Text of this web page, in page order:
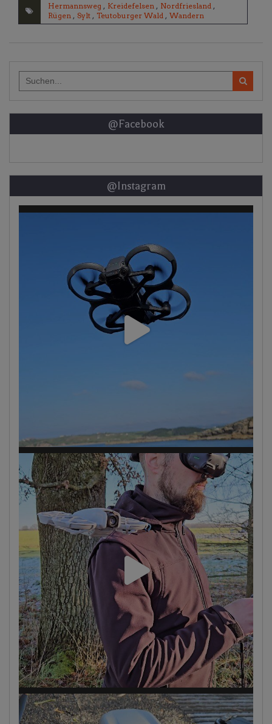
Hermannsweg , Kreidefelsen , Nordfriesland ,
Rügen , Sylt , Teutoburger Wald , Wandern
Search
for:
@Facebook
@Instagram